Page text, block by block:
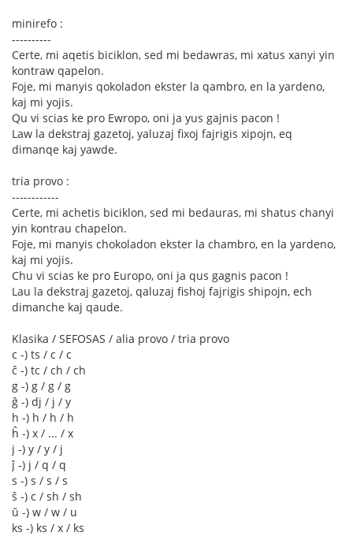
minirefo :
----------
Certe, mi aqetis biciklon, sed mi bedawras, mi xatus xanyi yin
kontraw qapelon.
Foje, mi manyis qokoladon ekster la qambro, en la yardeno,
kaj mi yojis.
Qu vi scias ke pro Ewropo, oni ja yus gajnis pacon !
Law la dekstraj gazetoj, yaluzaj fixoj fajrigis xipojn, eq
dimanqe kaj yawde.
tria provo :
------------
Certe, mi achetis biciklon, sed mi bedauras, mi shatus chanyi
yin kontrau chapelon.
Foje, mi manyis chokoladon ekster la chambro, en la yardeno,
kaj mi yojis.
Chu vi scias ke pro Europo, oni ja qus gagnis pacon !
Lau la dekstraj gazetoj, qaluzaj fishoj fajrigis shipojn, ech
dimanche kaj qaude.
Klasika / SEFOSAS / alia provo / tria provo
c -) ts / c / c
ĉ -) tc / ch / ch
g -) g / g / g
ĝ -) dj / j / y
h -) h / h / h
ĥ -) x / ... / x
j -) y / y / j
ĵ -) j / q / q
s -) s / s / s
ŝ -) c / sh / sh
ŭ -) w / w / u
ks -) ks / x / ks